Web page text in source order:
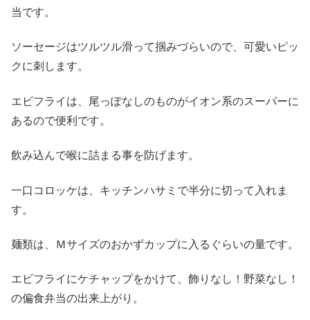
当です。
ソーセージはツルツル滑って掴みづらいので、可愛いピッ
クに刺します。
エビフライは、尾っぽなしのものがイオン系のスーパーに
あるので便利です。
飲み込んで喉に詰まる事を防げます。
一口コロッケは、キッチンハサミで半分に切って入れま
す。
麺類は、Ｍサイズのおかずカップに入るぐらいの量です。
エビフライにケチャップをかけて、飾りなし！野菜なし！
の偏食弁当の出来上がり。